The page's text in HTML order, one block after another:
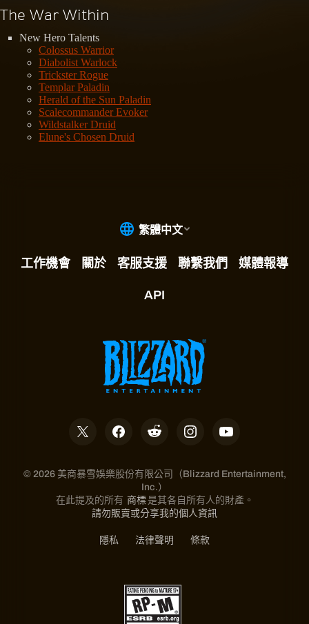
The War Within
New Hero Talents
Colossus Warrior
Diabolist Warlock
Trickster Rogue
Templar Paladin
Herald of the Sun Paladin
Scalecommander Evoker
Wildstalker Druid
Elune's Chosen Druid